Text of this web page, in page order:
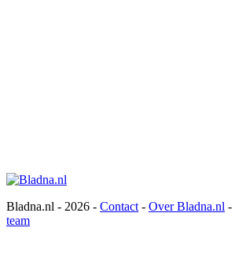
Bladna.nl - 2026 - Contact - Over Bladna.nl -
team